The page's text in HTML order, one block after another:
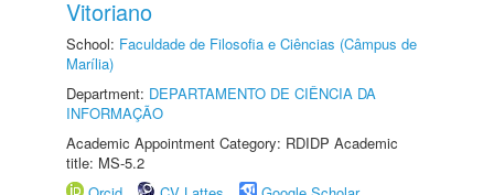
Vitoriano
School: Faculdade de Filosofia e Ciências (Câmpus de
Marília)
Department: DEPARTAMENTO DE CIÊNCIA DA
INFORMAÇÃO
Academic Appointment Category: RDIDP Academic
title: MS-5.2